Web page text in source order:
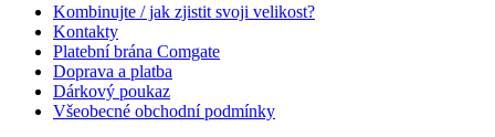
Kombinujte / jak zjistit svoji velikost?
Kontakty
Platební brána Comgate
Doprava a platba
Dárkový poukaz
Všeobecné obchodní podmínky